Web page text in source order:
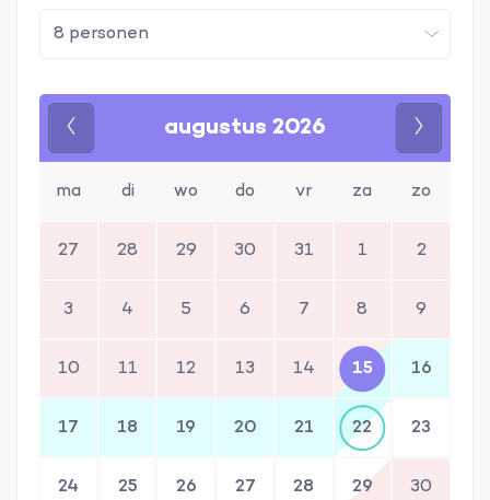
augustus 2026
ma di wo do vr za zo
27 28 29 30 31 1 2
3 4 5 6 7 8 9
10 11 12 13 14 15 16
17 18 19 20 21 22 23
24 25 26 27 28 29 30